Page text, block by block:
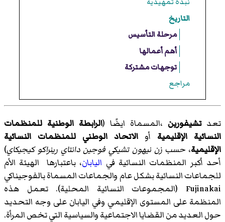
التاريخ
مرحلة التأسيس
أهم أعمالها
توجهات مشتركة
مراجع
تعدتشيفورين ،المسماة ايضًا (الرابطة الوطنية للمنظمات
النسائية الإقليمية أو الاتحاد الوطني للمنظمات النسائية
الإقليمية، حسب زن نيهون تشيكي فوجين دانتاي رينراكو كيجيكاي)
أحد أكبر المنظمات النسائية في اليابان، باعتبارها الهيئة الأم
للجماعات النسائية بشكل عام والجماعات المسماة بالفوجيناكي
Fujinakai (المجموعات النسائية المحلية). تعمل هذه
المنظمة على المستوى الإقليمي وفي اليابان على وجه التحديد
حول العديد من القضايا الاجتماعية والسياسية التي تخص المرأة.